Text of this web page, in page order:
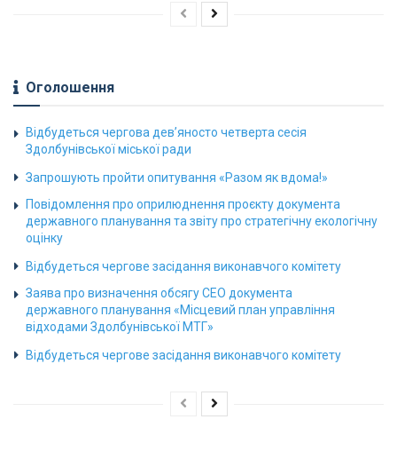
Оголошення
Відбудеться чергова дев’яносто четверта сесія
Здолбунівської міської ради
Запрошують пройти опитування «Разом як вдома!»
Повідомлення про оприлюднення проєкту документа
державного планування та звіту про стратегічну екологічну
оцінку
Відбудеться чергове засідання виконавчого комітету
Заява про визначення обсягу СЕО документа
державного планування «Місцевий план управління
відходами Здолбунівської МТГ»
Відбудеться чергове засідання виконавчого комітету